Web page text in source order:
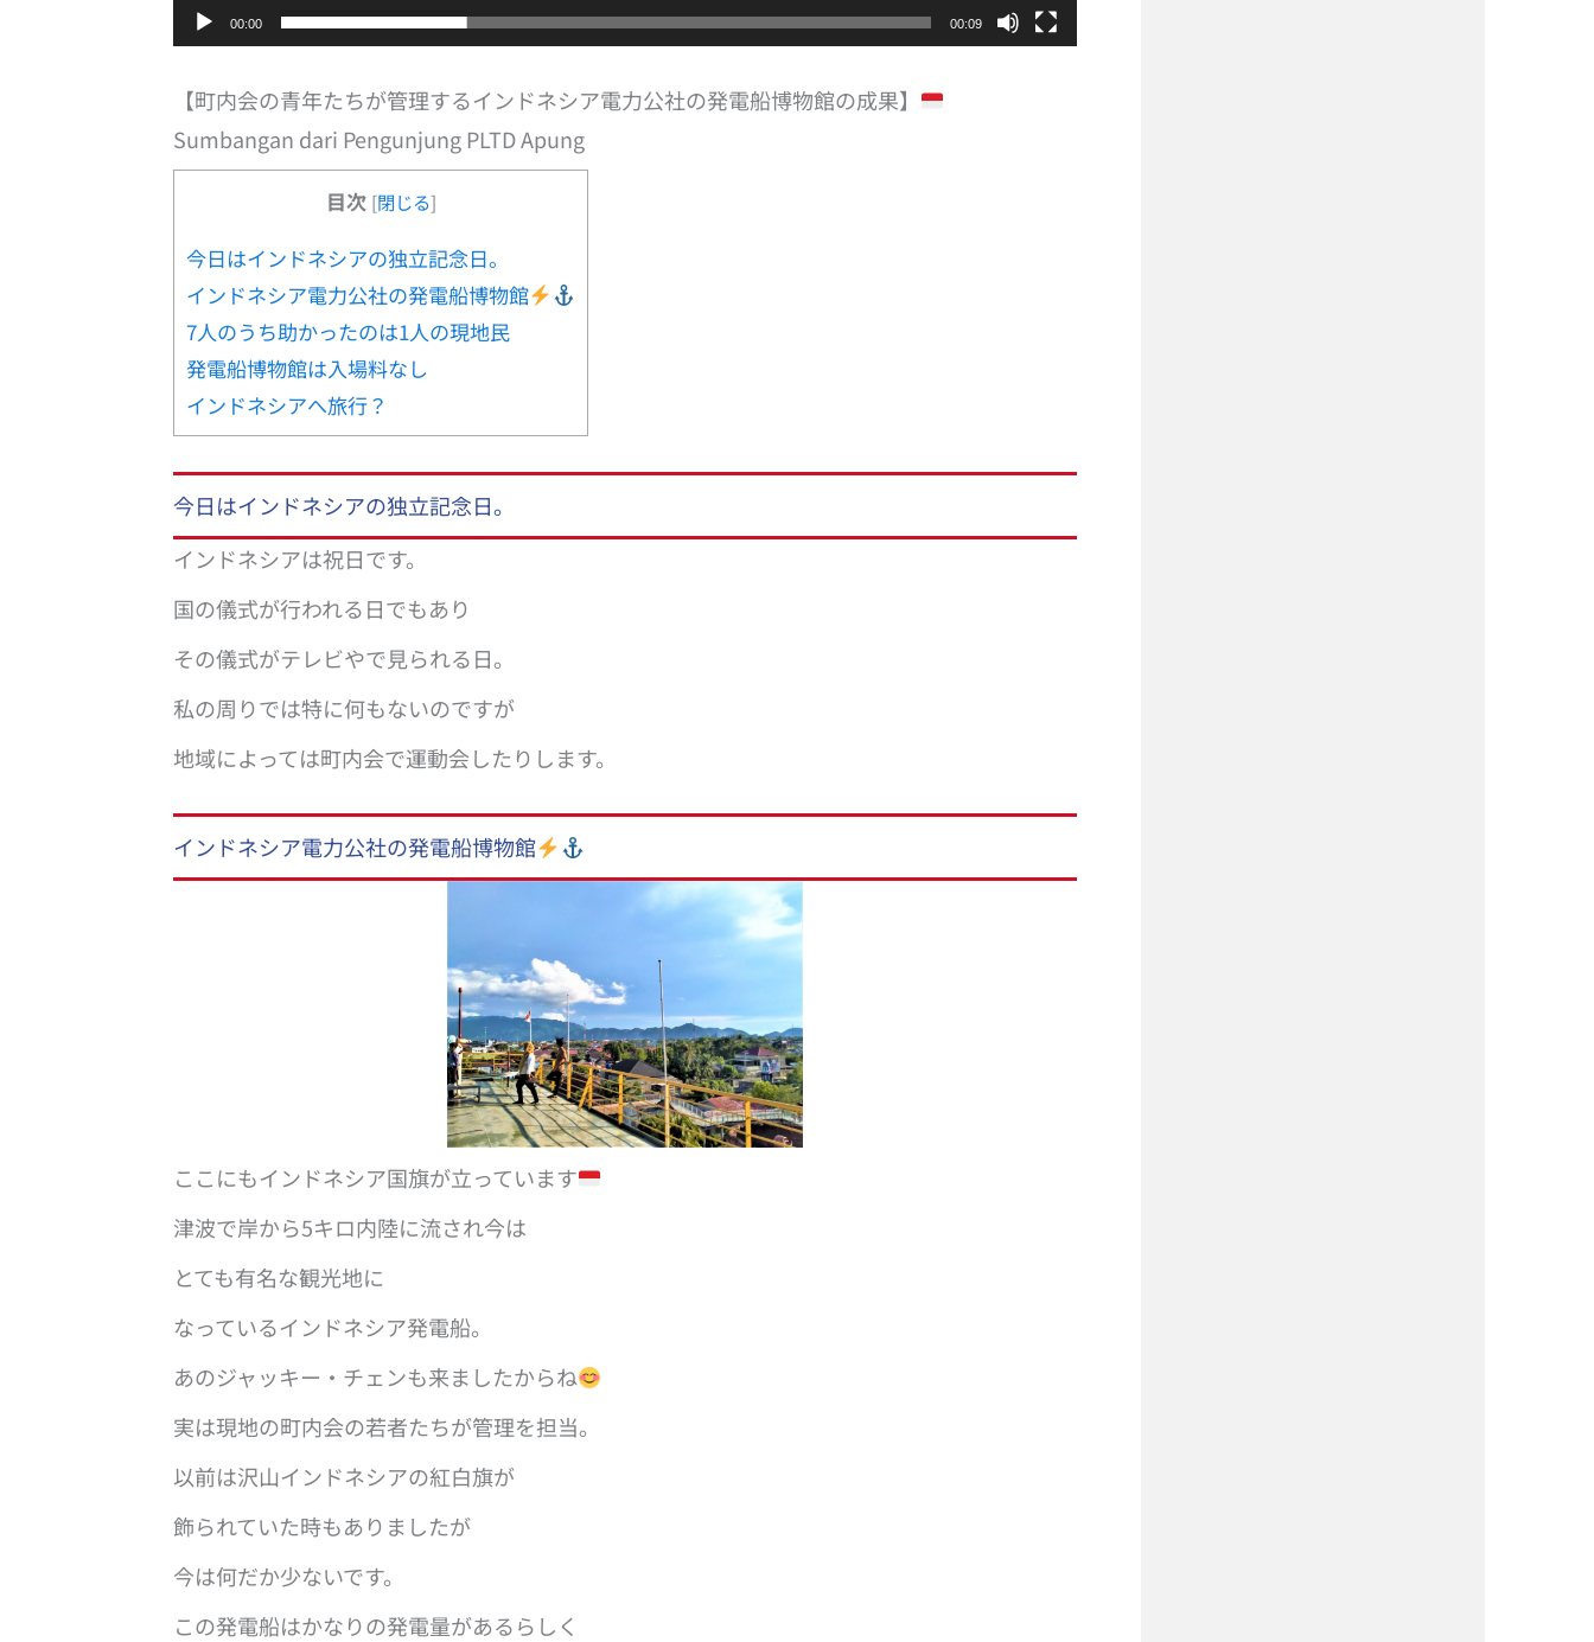
00:00 00:09
【町内会の青年たちが管理するインドネシア電力公社の発電船博物館の成果】
Sumbangan dari Pengunjung PLTD Apung
目次 [閉じる]
今日はインドネシアの独立記念日。
インドネシア電力公社の発電船博物館
7人のうち助かったのは1人の現地民
発電船博物館は入場料なし
インドネシアへ旅行？
今日はインドネシアの独立記念日。
インドネシアは祝日です。
国の儀式が行われる日でもあり
その儀式がテレビやで見られる日。
私の周りでは特に何もないのですが
地域によっては町内会で運動会したりします。
インドネシア電力公社の発電船博物館
ここにもインドネシア国旗が立っています
津波で岸から5キロ内陸に流され今は
とても有名な観光地に
なっているインドネシア発電船。
あのジャッキー・チェンも来ましたからね
実は現地の町内会の若者たちが管理を担当。
以前は沢山インドネシアの紅白旗が
飾られていた時もありましたが
今は何だか少ないです。
この発電船はかなりの発電量があるらしく